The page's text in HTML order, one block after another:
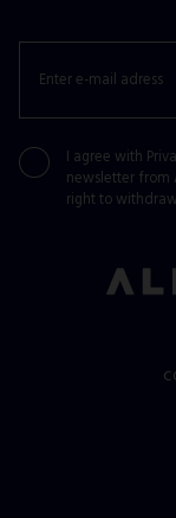
I agree with
newsletter from
right to